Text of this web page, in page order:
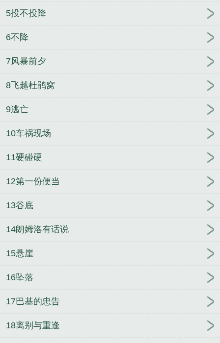
5投不投降
6不降
7风暴前夕
8飞越杜鹃窝
9逃亡
10车祸现场
11硬碰硬
12第一份便当
13谷底
14朗姆洛有话说
15悬崖
16坠落
17巴基的忠告
18离别与重逢